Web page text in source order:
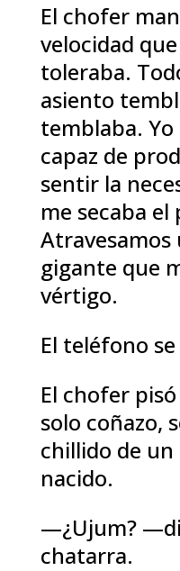
El chofer
velocidad
toleraba.
asiento
temblaba.
capaz de
sentir la
me secaba
Atravesamos
gigante que
vértigo.
El teléfono
El chofer
solo coñazo,
chillido de
nacido.
—¿Ujum?
chatarra.